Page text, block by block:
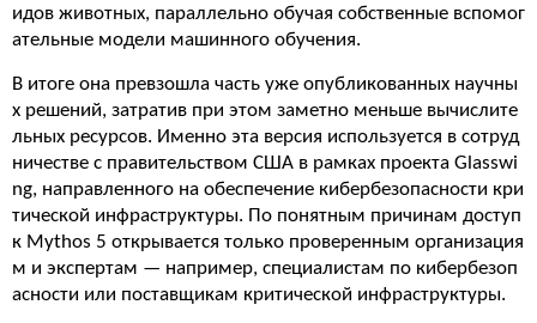
идов животных, параллельно обучая собственные вспомог
ательные модели машинного обучения.
В итоге она превзошла часть уже опубликованных научны
х решений, затратив при этом заметно меньше вычислите
льных ресурсов. Именно эта версия используется в сотруд
ничестве с правительством США в рамках проекта Glasswi
ng, направленного на обеспечение кибербезопасности кри
тической инфраструктуры. По понятным причинам доступ
к Mythos 5 открывается только проверенным организация
м и экспертам — например, специалистам по кибербезоп
асности или поставщикам критической инфраструктуры.